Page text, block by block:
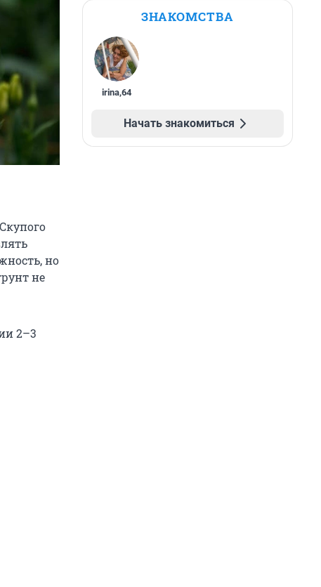
но
не
2–3
ЗНАКОМСТВА
irina,64
Начать знакомиться